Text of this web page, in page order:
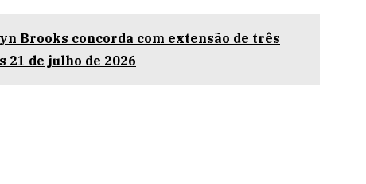
Brooks concorda com extensão de três
21 de julho de 2026